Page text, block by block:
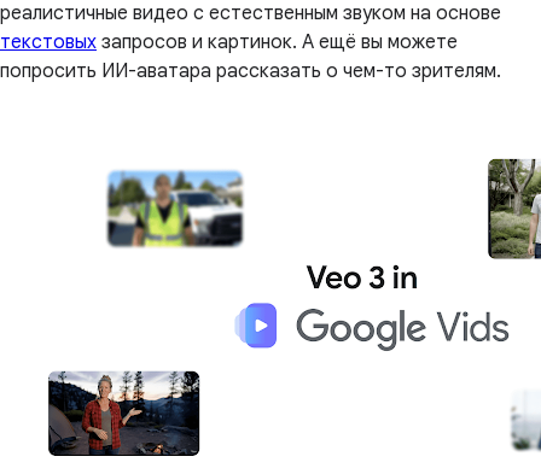
реалистичные видео с естественным звуком на основе
текстовых запросов и картинок. А ещё вы можете
попросить ИИ-аватара рассказать о чем-то зрителям.